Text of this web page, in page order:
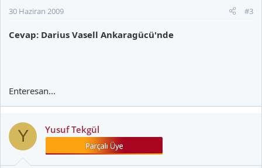
30 Haziran 2009 #3
Cevap: Darius Vasell Ankaragücü'nde
Enteresan...
Y Yusuf Tekgül